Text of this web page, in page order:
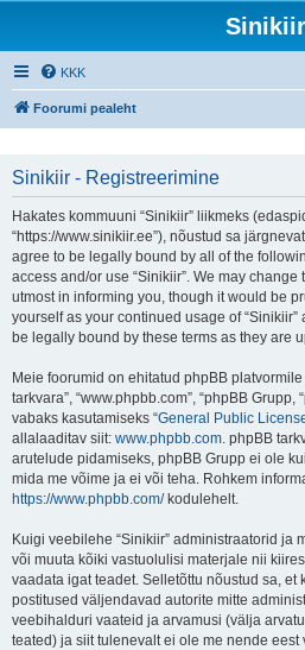
Sinikiir
KKK
Foorumi pealeht
Sinikiir - Registreerimine
Hakates kommuuni “Sinikiir” liikmeks
“https://www.sinikiir.ee”), nõustud sa
agree to be legally bound by all of the
access and/or use “Sinikiir”. We may
utmost in informing you, though it would be
yourself as your continued usage of
be legally bound by these terms as they are
Meie foorumid on ehitatud phpBB platvormile
tarkvara”, “www.phpbb.com”, “phpBB Grupp,
vabaks kasutamiseks “General Public
allalaaditav siit: www.phpbb.com. phpBB
arutelude pidamiseks, phpBB Grupp ei ole
mida me võime ja ei või teha. Rohkem
https://www.phpbb.com/kodulehelt.
Kuigi veebilehe “Sinikiir” administraatorid ja
või muuta kõiki vastuolulisi materjale nii
vaadata igat teadet. Selletõttu nõustud sa, et
postitused väljendavad autorite mitte
veebihalduri vaateid ja arvamusi (välja
teated) ja siit tulenevalt ei ole me nende eest